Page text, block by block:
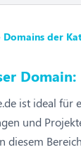
Domains der
Domain:
ist ideal für
und
diesem